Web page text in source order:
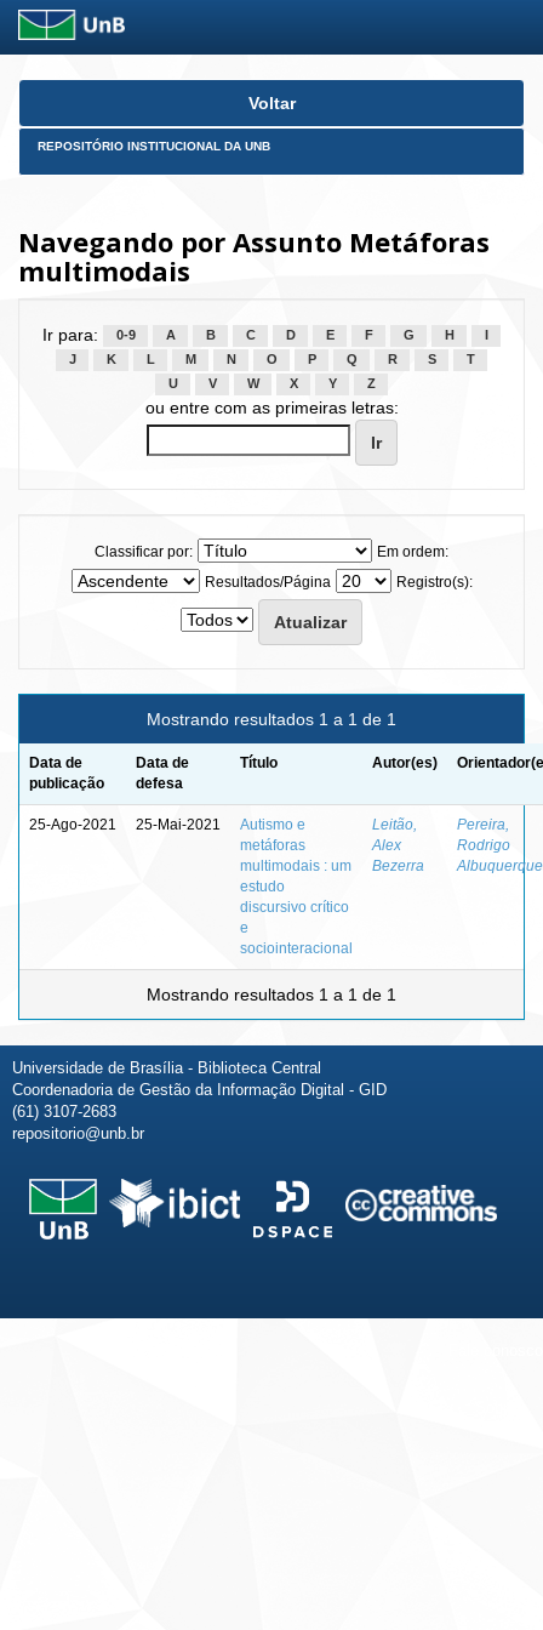
Skip
Voltar
REPOSITÓRIO INSTITUCIONAL DA UNB
Navegando por Assunto Metáforas
multimodais
Ir para: 0-9 A B C D E F G H
J
K L M N O P Q R S
T
U
V W X Y Z
ou entre com as primeiras letras:
Classificar por:
Em ordem:
Resultados/Página
Registro(s):
Mostrando resultados 1 a 1 de 1
Data de
publicação
Data de
defesa
Título Autor(es)
25-Ago-2021 25-Mai-2021
Autismo e
metáforas
multimodais : um
estudo
discursivo crítico
e
sociointeracional
Leitão,
Alex
Bezerra
Pereira,
Rodrigo
Albuquerque
Mostrando resultados 1 a 1 de 1
Universidade de Brasília - Biblioteca Central
Coordenadoria de Gestão da Informação Digital - GID
(61) 3107-2683
repositorio@unb.br